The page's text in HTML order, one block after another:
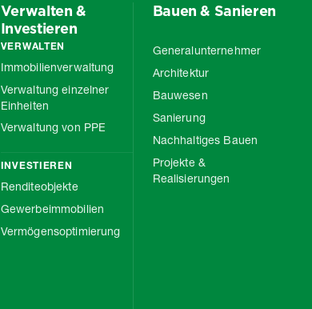
Verwalten &
Investieren
VERWALTEN
Immobilienverwaltung
Verwaltung einzelner
Einheiten
Verwaltung von PPE
INVESTIEREN
Renditeobjekte
Gewerbeimmobilien
Vermögensoptimierung
Bauen & Sanieren
Generalunternehmer
Architektur
Bauwesen
Sanierung
Nachhaltiges Bauen
Projekte &
Realisierungen